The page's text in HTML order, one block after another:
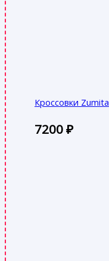
Кроссовки Zumita
7200₽